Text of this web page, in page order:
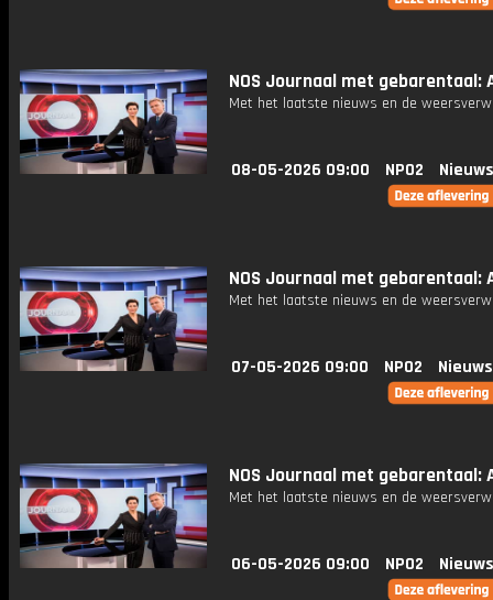
NOS Journaal met gebarentaal:
Met het laatste nieuws en de
08-05-2026 09:00 NPO2
NOS Journaal met gebarentaal:
Met het laatste nieuws en de
07-05-2026 09:00 NPO2
NOS Journaal met gebarentaal:
Met het laatste nieuws en de
06-05-2026 09:00 NPO2